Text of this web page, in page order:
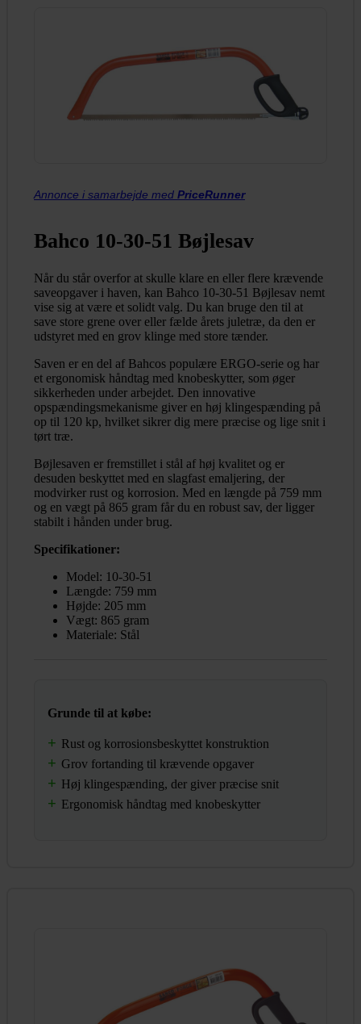
Annonce i samarbejde med PriceRunner
Bahco 10-30-51 Bøjlesav
Når du står overfor at skulle klare en eller flere krævende
saveopgaver i haven, kan Bahco 10-30-51 Bøjlesav nemt
vise sig at være et solidt valg. Du kan bruge den til at
save store grene over eller fælde årets juletræ, da den er
udstyret med en grov klinge med store tænder.
Saven er en del af Bahcos populære ERGO-serie og har
et ergonomisk håndtag med knobeskytter, som øger
sikkerheden under arbejdet. Den innovative
opspændingsmekanisme giver en høj klingespænding på
op til 120 kp, hvilket sikrer dig mere præcise og lige snit i
tørt træ.
Bøjlesaven er fremstillet i stål af høj kvalitet og er
desuden beskyttet med en slagfast emaljering, der
modvirker rust og korrosion. Med en længde på 759 mm
og en vægt på 865 gram får du en robust sav, der ligger
stabilt i hånden under brug.
Specifikationer:
Model: 10-30-51
Længde: 759 mm
Højde: 205 mm
Vægt: 865 gram
Materiale: Stål
Grunde til at købe:
Rust og korrosionsbeskyttet konstruktion
Grov fortanding til krævende opgaver
Høj klingespænding, der giver præcise snit
Ergonomisk håndtag med knobeskytter